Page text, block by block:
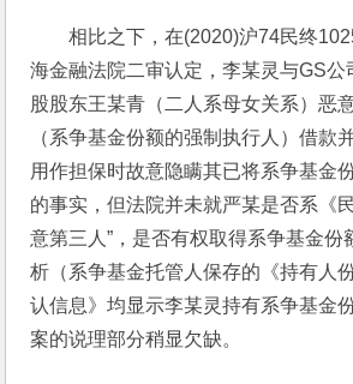
相比之下，在(2020)沪74民终
海金融法院二审认定，李某灵与GS公
股股东王某青（二人系母女关系）恶
（系争基金份额的强制执行人）借款
用作担保时故意隐瞒其已将系争基金
的事实，但法院并未就严某是否系《
意第三人”，是否有权取得系争基金份
析（系争基金托管人保存的《持有人
认信息》均显示李某灵持有系争基金
案的说理部分稍显欠缺。